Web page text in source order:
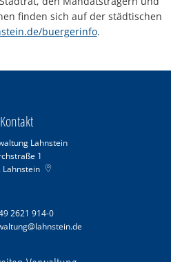
finden sich auf der städtischen
buergerinfo.
Kontakt
Lahnstein
1
Lahnstein
2621 914-0